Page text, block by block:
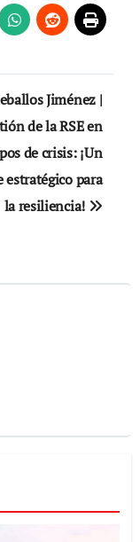
Jiménez |
de la RSE en
de crisis: ¡Un
estratégico para
la resiliencia!